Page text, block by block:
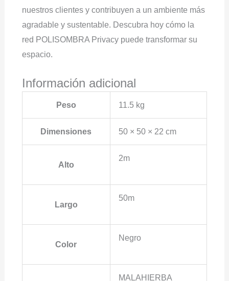
nuestros clientes y contribuyen a un ambiente más
agradable y sustentable. Descubra hoy cómo la
red POLISOMBRA Privacy puede transformar su
espacio.
Información adicional
Peso 11.5 kg
Dimensiones 50 × 50 × 22 cm
Alto
2m
Largo
50m
Color
Negro
MALAHIERBA